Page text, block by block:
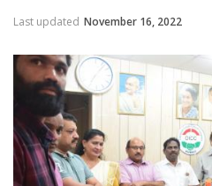
Last updated November 16, 2022